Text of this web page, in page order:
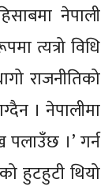
नेपाली
त्यत्रो विधि
राजनीतिको
। नेपालीमा
पलाउँछ ।’ गर्न
हुटहुटी थियो